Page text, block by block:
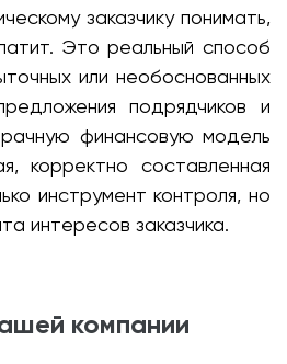
заказчику понимать,
Это реальный способ
или необоснованных
подрядчиков и
финансовую модель
корректно составленная
инструмент контроля, но
интересов заказчика.
компании